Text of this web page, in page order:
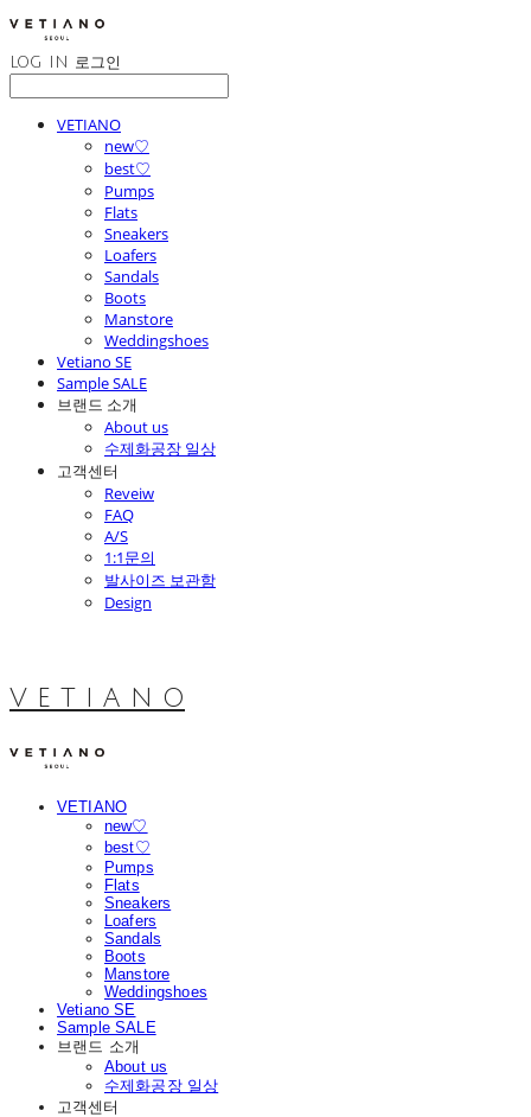
LOG IN 로그인
VETIANO
new♡
best♡
Pumps
Flats
Sneakers
Loafers
Sandals
Boots
Manstore
Weddingshoes
Vetiano SE
Sample SALE
브랜드 소개
About us
수제화공장 일상
고객센터
Reveiw
FAQ
A/S
1:1문의
발사이즈 보관함
Design
V E T I A N O
VETIANO
new♡
best♡
Pumps
Flats
Sneakers
Loafers
Sandals
Boots
Manstore
Weddingshoes
Vetiano SE
Sample SALE
브랜드 소개
About us
수제화공장 일상
고객센터